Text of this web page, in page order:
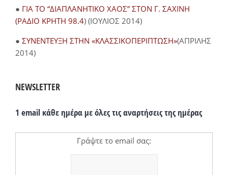
● ΓΙΑ ΤΟ “ΔΙΑΠΛΑΝΗΤΙΚΟ ΧΑΟΣ” ΣΤΟΝ Γ. ΣΑΧΙΝΗ
(ΡΑΔΙΟ ΚΡΗΤΗ 98.4) (ΙΟΥΛΙΟΣ 2014)
● ΣΥΝΕΝΤΕΥΞΗ ΣΤΗΝ «ΚΛΑΣΣΙΚΟΠΕΡΙΠΤΩΣΗ»(ΑΠΡΙΛΗΣ
2014)
NEWSLETTER
1 email κάθε ημέρα με όλες τις αναρτήσεις της ημέρας
Γράψτε το email σας: